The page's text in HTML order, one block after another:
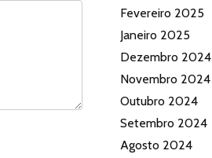
Fevereiro 2025
Janeiro 2025
Dezembro 2024
Novembro 2024
Outubro 2024
Setembro 2024
Agosto 2024